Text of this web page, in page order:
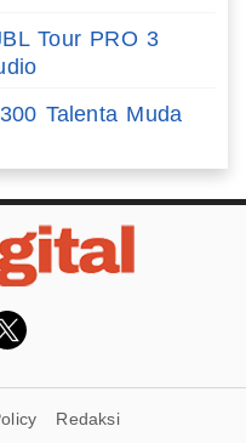
Tour PRO 3
Talenta Muda
Redaksi